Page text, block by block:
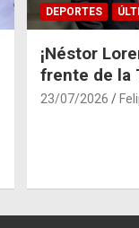
DEPORTES
¡Néstor
frente de la
23/07/2026